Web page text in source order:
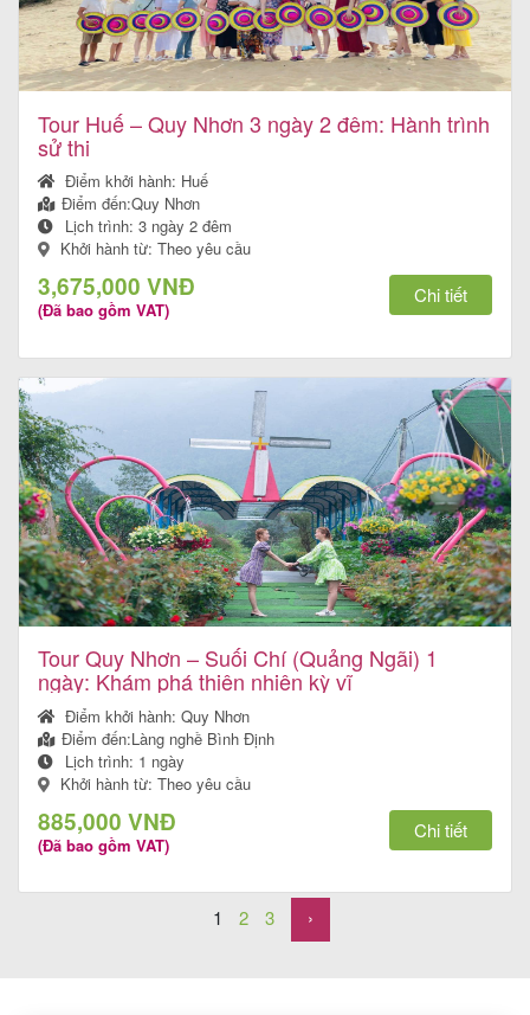
Tour Huế – Quy Nhơn 3 ngày 2 đêm: Hành trình
sử thi
Điểm khởi hành: Huế
Điểm đến:Quy Nhơn
Lịch trình:3 ngày 2 đêm
Khởi hành từ: Theo yêu cầu
3,675,000 VNĐ
(Đã bao gồm VAT)
Chi tiết
Tour Quy Nhơn – Suối Chí (Quảng Ngãi) 1
ngày: Khám phá thiên nhiên kỳ vĩ
Điểm khởi hành:Quy Nhơn
Điểm đến:Làng nghề Bình Định
Lịch trình: 1 ngày
Khởi hành từ: Theo yêu cầu
885,000 VNĐ
(Đã bao gồm VAT)
Chi tiết
1 2 3 ›